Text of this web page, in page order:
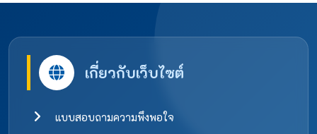
เกี่ยวกับเว็บไซต์
แบบสอบถามความพึงพอใจ